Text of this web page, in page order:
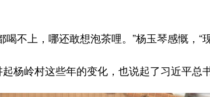
不上，哪还敢想泡茶哩。”杨玉琴感慨，“
岭村这些年的变化，也说起了习近平总